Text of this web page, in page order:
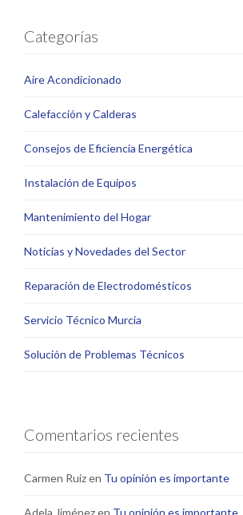
Categorías
Aire Acondicionado
Calefacción y Calderas
Consejos de Eficiencia Energética
Instalación de Equipos
Mantenimiento del Hogar
Noticias y Novedades del Sector
Reparación de Electrodomésticos
Servicio Técnico Murcia
Solución de Problemas Técnicos
Comentarios recientes
Carmen Ruizen Tu opinión es importante
Adela Jiménezen Tu opinión es importante